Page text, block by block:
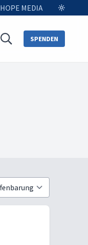
HOPE MEDIA
SPENDEN